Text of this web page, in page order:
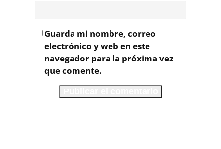
Guarda mi nombre, correo
electrónico y web en este
navegador para la próxima vez
que comente.